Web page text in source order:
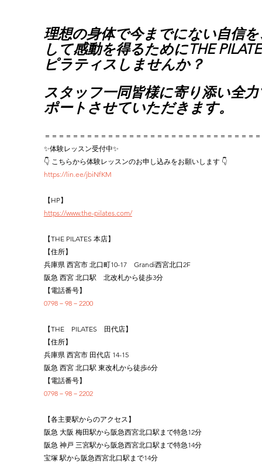
理想の身体で今までにない自信
して感動を得るためにTHE
ピラティスしませんか？
スタッフ一同皆様に寄り添い全
ポートさせていただきます。
＝＝＝＝＝＝＝＝＝＝＝＝＝＝＝＝＝＝＝＝＝＝＝＝＝＝＝＝＝＝
✨体験レッスン受付中✨
👇 こちらから体験レッスンのお申し込みをお願いします 👇
https://lin.ee/jbiNfKM
【HP】
https://www.the-pilates.com/
【THE PILATES 本店】
【住所】
兵庫県 西宮市 北口町10-17　Grandi西宮北口2F
阪急 西宮 北口駅　北改札から徒歩3分
【電話番号】
0798－98－2200
【THE　PILATES　田代店】
【住所】
兵庫県 西宮市 田代店 14-15
阪急 西宮 北口駅 東改札から徒歩6分
【電話番号】
0798－98－2202
【各主要駅からのアクセス】
阪急 大阪 梅田駅から阪急西宮北口駅まで特急12分
阪急 神戸 三宮駅から阪急西宮北口駅まで特急14分
宝塚 駅から阪急西宮北口駅まで14分